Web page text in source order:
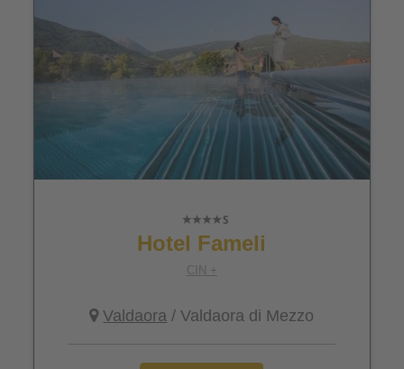
Hotel Fameli
CIN +
Valdaora / Valdaora di Mezzo